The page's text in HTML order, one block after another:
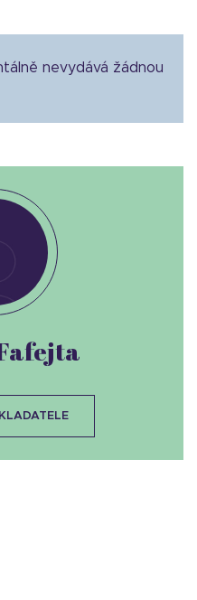
nevydává žádnou